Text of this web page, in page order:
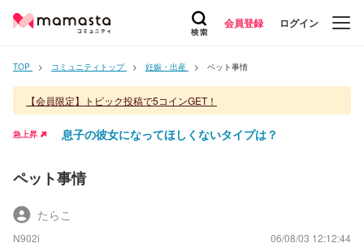
会員登録 ログイン
TOP コミュニティトップ 妊娠・出産 ペット事情
【会員限定】トピック投稿で5コインGET！
急上昇 息子の彼女になってほしくないタイプは？
ペット事情
たらこ
N902i 06/08/03 12:12:44